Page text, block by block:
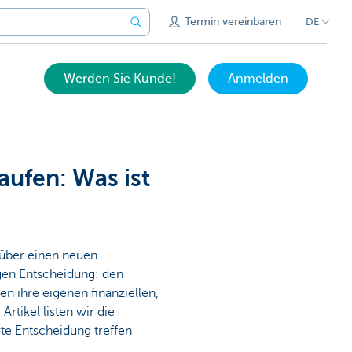
Termin vereinbaren DE
Werden Sie Kunde! Anmelden
Was ist
einen neuen
Entscheidung: den
ihre eigenen finanziellen,
Artikel listen wir die
Entscheidung treffen